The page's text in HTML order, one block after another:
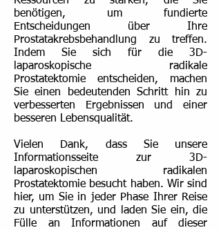
benötigen, um fundierte
Entscheidungen über Ihre
Prostatakrebsbehandlung zu treffen.
Indem Sie sich für die 3D-
laparoskopische radikale
Prostatektomie entscheiden, machen
Sie einen bedeutenden Schritt hin zu
verbesserten Ergebnissen und einer
besseren Lebensqualität.
Vielen Dank, dass Sie unsere
Informationsseite zur 3D-
laparoskopischen radikalen
Prostatektomie besucht haben. Wir sind
hier, um Sie in jeder Phase Ihrer Reise
zu unterstützen, und laden Sie ein, die
Fülle an Informationen auf dieser